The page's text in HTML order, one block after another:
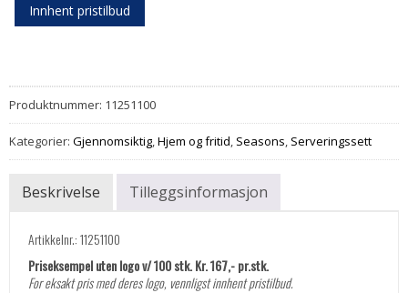
Innhent pristilbud
Produktnummer: 11251100
Kategorier: Gjennomsiktig,Hjem og fritid, Seasons, Serveringssett
Beskrivelse Tilleggsinformasjon
Artikkelnr.: 11251100
Priseksempel uten logo v/ 100 stk. Kr. 167,- pr.stk.
For eksakt pris med deres logo, vennligst innhent pristilbud.